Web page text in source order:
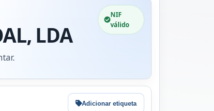
LDA
NIF
válido
Adicionar etiqueta